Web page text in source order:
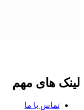
لینک های مهم
تماس با ما